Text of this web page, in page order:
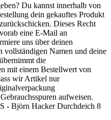
Du kannst innerhalb von
dein gekauftes Produkt
Dieses Recht
eine E-Mail an
uns über deinen
vollständigen Namen und deine
die
mit einem Bestellwert von
wir Artikel nur
aufweisen.
- Björn Hacker Durchdeich 8